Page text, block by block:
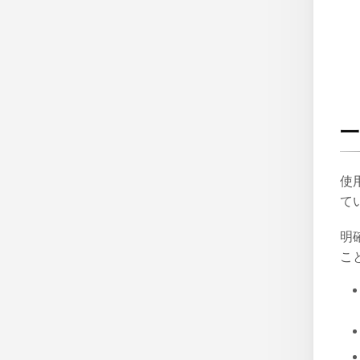
使
て
明
こ